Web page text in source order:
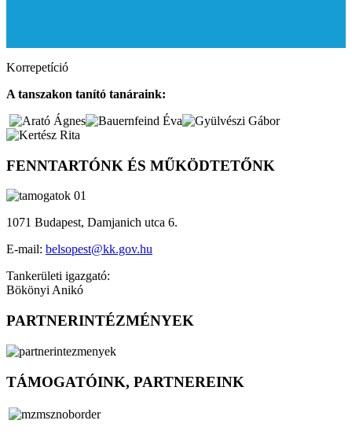
Korrepetíció
A tanszakon tanító tanáraink:
FENNTARTÓNK ÉS MŰKÖDTETŐNK
1071 Budapest, Damjanich utca 6.
E-mail: belsopest@kk.gov.hu
Tankerületi igazgató:
Bökönyi Anikó
PARTNERINTÉZMÉNYEK
TÁMOGATÓINK, PARTNEREINK